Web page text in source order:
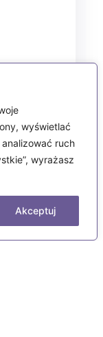
wyświetlać
ruch
wyrażasz
Akceptuj